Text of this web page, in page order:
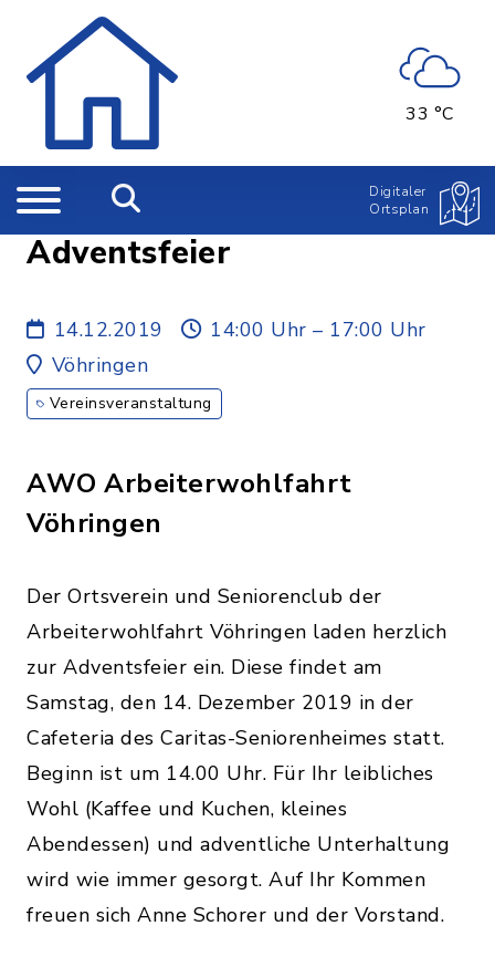
33 °C
Digitaler
Ortsplan
Adventsfeier
14.12.2019
14:00 Uhr – 17:00 Uhr
Vöhringen
Vereinsveranstaltung
AWO Arbeiterwohlfahrt
Vöhringen
Der Ortsverein und Seniorenclub der
Arbeiterwohlfahrt Vöhringen laden herzlich
zur Adventsfeier ein. Diese findet am
Samstag, den 14. Dezember 2019 in der
Cafeteria des Caritas-Seniorenheimes statt.
Beginn ist um 14.00 Uhr. Für Ihr leibliches
Wohl (Kaffee und Kuchen, kleines
Abendessen) und adventliche Unterhaltung
wird wie immer gesorgt. Auf Ihr Kommen
freuen sich Anne Schorer und der Vorstand.